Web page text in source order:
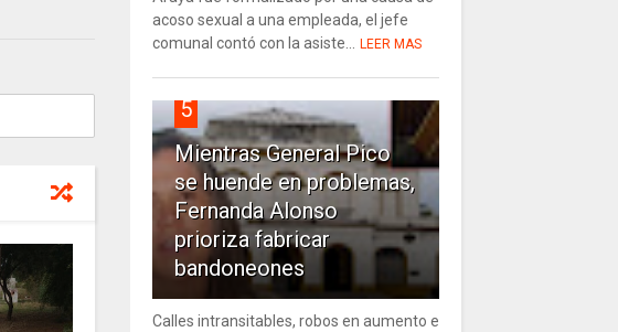
acoso sexual a una empleada, el jefe
comunal contó con la asiste... LEER MAS
5
Mientras General Pico
se huende en problemas,
Fernanda Alonso
prioriza fabricar
bandoneones
Calles intransitables, robos en aumento e